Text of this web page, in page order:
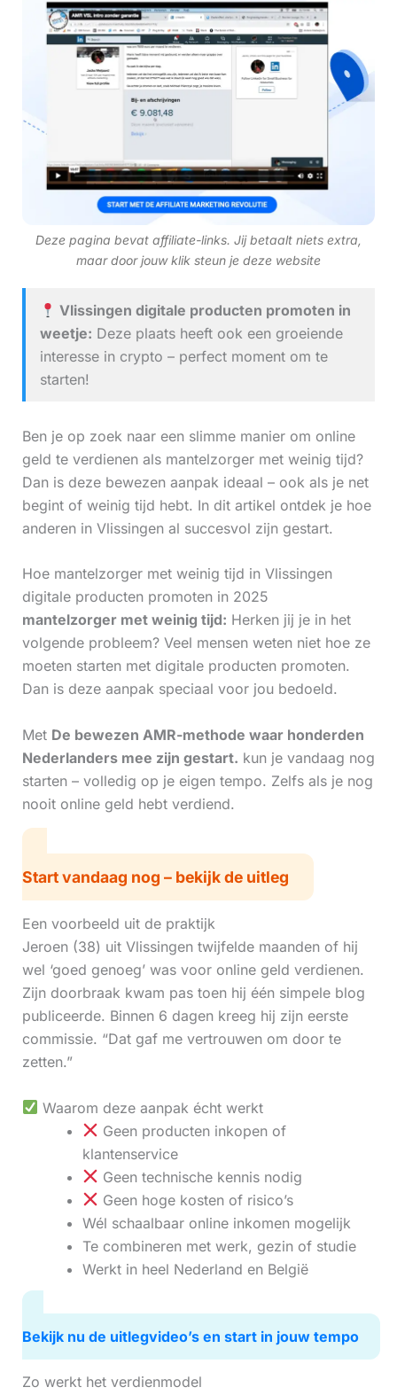
Deze pagina bevat affiliate-links. Jij betaalt niets extra,
maar door jouw klik steun je deze website
Vlissingen digitale producten promoten in
weetje: Deze plaats heeft ook een groeiende
interesse in crypto – perfect moment om te
starten!
Ben je op zoek naar een slimme manier om online
geld te verdienen als mantelzorger met weinig tijd?
Dan is deze bewezen aanpak ideaal – ook als je net
begint of weinig tijd hebt. In dit artikel ontdek je hoe
anderen in Vlissingen al succesvol zijn gestart.
Hoe mantelzorger met weinig tijd in Vlissingen
digitale producten promoten in 2025
mantelzorger met weinig tijd: Herken jij je in het
volgende probleem? Veel mensen weten niet hoe ze
moeten starten met digitale producten promoten.
Dan is deze aanpak speciaal voor jou bedoeld.
Met De bewezen AMR-methode waar honderden
Nederlanders mee zijn gestart. kun je vandaag nog
starten – volledig op je eigen tempo. Zelfs als je nog
nooit online geld hebt verdiend.
Start vandaag nog – bekijk de uitleg
Een voorbeeld uit de praktijk
Jeroen (38) uit Vlissingen twijfelde maanden of hij
wel ‘goed genoeg’ was voor online geld verdienen.
Zijn doorbraak kwam pas toen hij één simpele blog
publiceerde. Binnen 6 dagen kreeg hij zijn eerste
commissie. “Dat gaf me vertrouwen om door te
zetten.”
Waarom deze aanpak écht werkt
Geen producten inkopen of
klantenservice
Geen technische kennis nodig
Geen hoge kosten of risico’s
Wél schaalbaar online inkomen mogelijk
Te combineren met werk, gezin of studie
Werkt in heel Nederland en België
Bekijk nu de uitlegvideo’s en start in jouw tempo
Zo werkt het verdienmodel